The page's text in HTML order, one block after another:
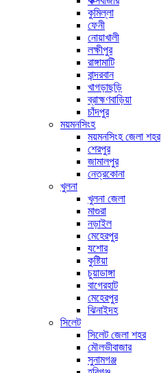
কুমিল্লা
ফেনী
নোয়াখালী
লক্ষীপুর
রাঙ্গামাটি
বান্দরবান
খাগড়াছড়ি
ব্রাহ্মণবাড়িয়া
চাঁদপুর
ময়মনসিংহ
ময়মনসিংহ জেলা শহর
শেরপুর
জামালপুর
নেত্রকোনা
খুলনা
খুলনা জেলা
মাগুরা
নড়াইল
মেহেরপুর
যশোর
কুষ্টিয়া
চুয়াডাঙ্গা
বাগেরহাট
মেহেরপুর
ঝিনাইদহ
সিলেট
সিলেট জেলা শহর
মৌলভীবাজার
সুনামগঞ্জ